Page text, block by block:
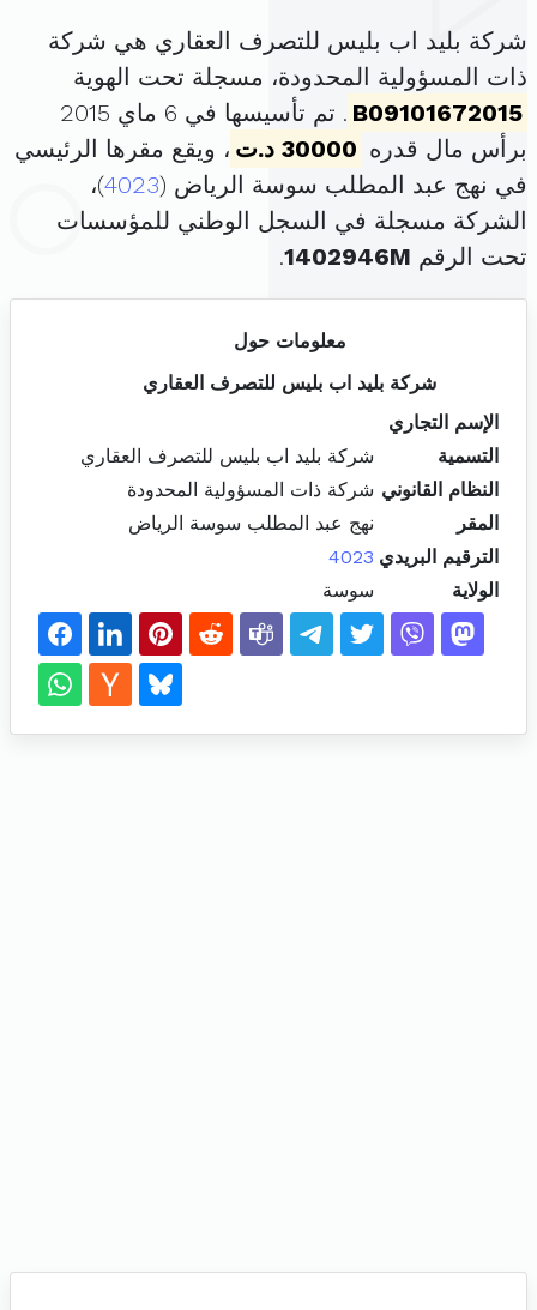
شركة بليد اب بليس للتصرف العقاري هي شركة
ذات المسؤولية المحدودة، مسجلة تحت الهوية
B09101672015
. تم تأسيسها في 6 ماي 2015
برأس مال قدره 30000 د.ت
، ويقع مقرها الرئيسي
في نهج عبد المطلب سوسة الرياض (4023)،
الشركة مسجلة في السجل الوطني للمؤسسات
تحت الرقم 1402946M
.
معلومات حول
شركة بليد اب بليس للتصرف العقاري
الإسم التجاري
التسمية
شركة بليد اب بليس للتصرف العقاري
النظام القانوني شركة ذات المسؤولية المحدودة
المقر
نهج عبد المطلب سوسة الرياض
الترقيم البريدي 4023
الولاية
سوسة